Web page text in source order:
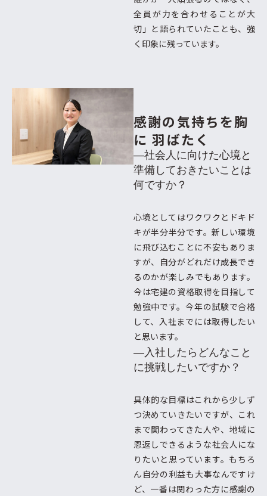
全員が力を合わせることが大
切」と語られていたことも、強
く印象に残っています。
感謝の気持ちを胸
に 羽ばたく
―社会人に向けた心境と
準備しておきたいことは
何ですか？
心境としてはワクワクとドキド
キが半分半分です。新しい環境
に飛び込むことに不安もありま
すが、自分がどれだけ成長でき
るのかが楽しみでもあります。
今は宅建の資格取得を目指して
勉強中です。今年の試験で合格
して、入社までには取得したい
と思います。
―入社したらどんなこと
に挑戦したいですか？
具体的な目標はこれから少しず
つ決めていきたいですが、これ
まで関わってきた人や、地域に
恩返しできるような社会人にな
りたいと思っています。もちろ
ん自分の利益も大事なんですけ
ど、一番は関わった方に感謝の